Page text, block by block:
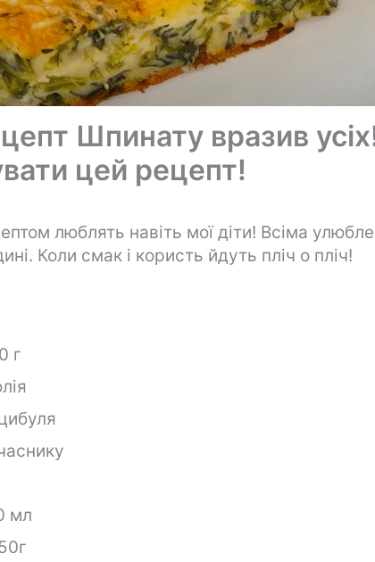
Шпинату вразив
цей рецепт!
люблять навіть мої діти! Всіма
Коли смак і користь йдуть пліч о пліч!
г
мл